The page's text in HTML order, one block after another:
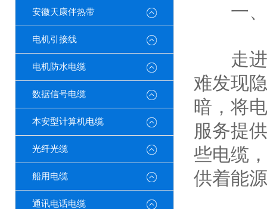
安徽天康伴热带
电机引接线
电机防水电缆
数据信号电缆
本安型计算机电缆
光纤光缆
船用电缆
通讯电话电缆
一、
走进
难发现
暗，将
服务提
些电缆
供着能